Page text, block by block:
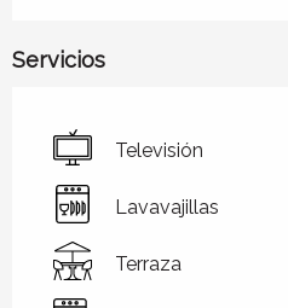
Servicios
Televisión
Lavavajillas
Terraza